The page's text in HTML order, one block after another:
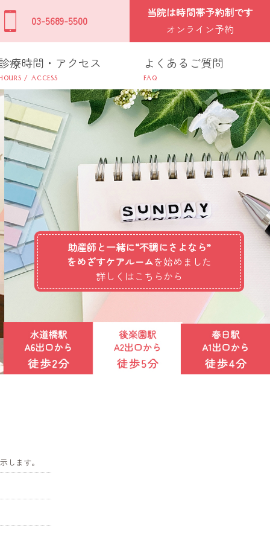
03-5689-5500
当院は時間帯予約制です
オンライン予約
療時間・アクセス よくあるご質問
助産師と一緒に“不調にさよなら”
をめざすケアルームを始めました
詳しくはこちらから
します。